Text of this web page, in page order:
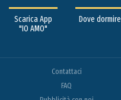
Scarica App
"IO AMO"
Dove dormire
Contattaci
FAQ